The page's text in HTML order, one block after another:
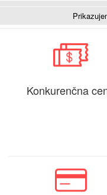
Konkurenčna